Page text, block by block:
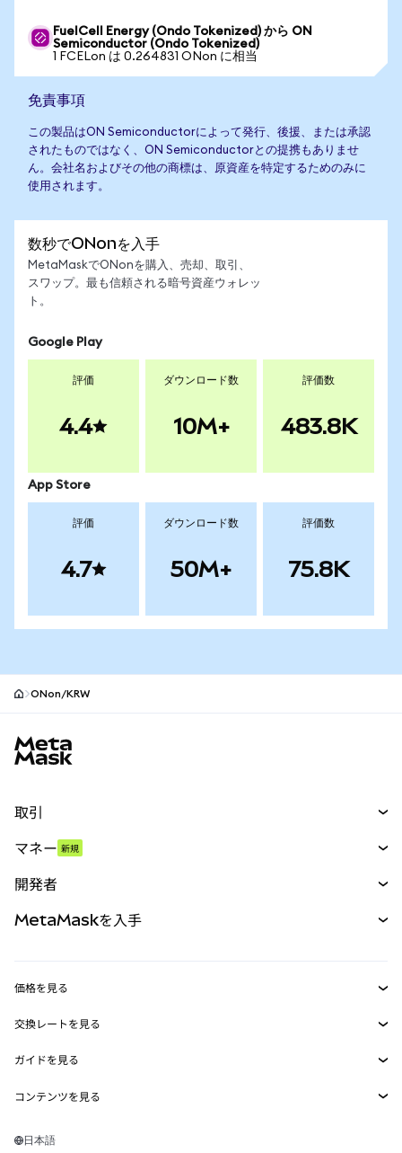
FuelCell Energy (Ondo Tokenized) から ON
Semiconductor (Ondo Tokenized)
1 FCELon は 0.264831 ONon に相当
免責事項
この製品はON Semiconductorによって発行、後援、または承認
されたものではなく、ON Semiconductorとの提携もありませ
ん。会社名およびその他の商標は、原資産を特定するためのみに
使用されます。
数秒でONonを入手
MetaMaskでONonを購入、売却、取引、
スワップ。最も信頼される暗号資産ウォレッ
ト。
Google Play
評価
4.4
ダウンロード数
10M+
評価数
483.8K
App Store
評価
4.7
ダウンロード数
50M+
評価数
75.8K
ONon/KRW
取引
パーペチュアル
RWA
マネー 新規
開発者
MetaMask Connect
Snaps
Web3サービス
MetaMaskを入手
セキュリティ
サポート
キャリア
価格を見る
イーサリアムの価格
Solanaの価格
Tetherの価格
交換レートを見る
ETH→USD
USDT→INR
BTC→INR
ガイドを見る
ETHの購入
コンテンツを見る
Solanaウォレット
日本語